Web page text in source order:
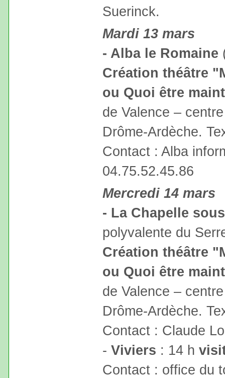
Suerinck.
Mardi 13 mars
- Alba le Romaine
Création théâtre
ou Quoi être
de Valence –
Drôme-Ardèche.
Contact : Alba
04.75.52.45.86
Mercredi 14 mars
- La Chapelle
polyvalente du
Création théâtre
ou Quoi être
de Valence –
Drôme-Ardèche.
Contact : Claude
- Viviers : 14 h
Contact : office du